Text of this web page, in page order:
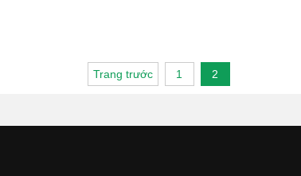
Trang trước 1 2